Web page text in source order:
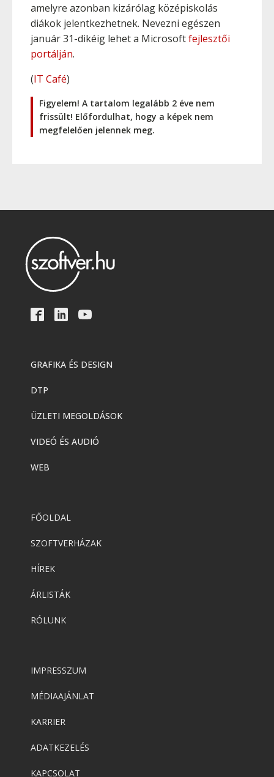
amelyre azonban kizárólag középiskolás
diákok jelentkezhetnek. Nevezni egészen
január 31-dikéig lehet a Microsoftfejlesztői
portálján.
(IT Café)
Figyelem! A tartalom legalább 2 éve nem
frissült! Előfordulhat, hogy a képek nem
megfelelően jelennek meg.
GRAFIKA ÉS DESIGN
DTP
ÜZLETI MEGOLDÁSOK
VIDEÓ ÉS AUDIÓ
WEB
FŐOLDAL
SZOFTVERHÁZAK
HÍREK
ÁRLISTÁK
RÓLUNK
IMPRESSZUM
MÉDIAAJÁNLAT
KARRIER
ADATKEZELÉS
KAPCSOLAT